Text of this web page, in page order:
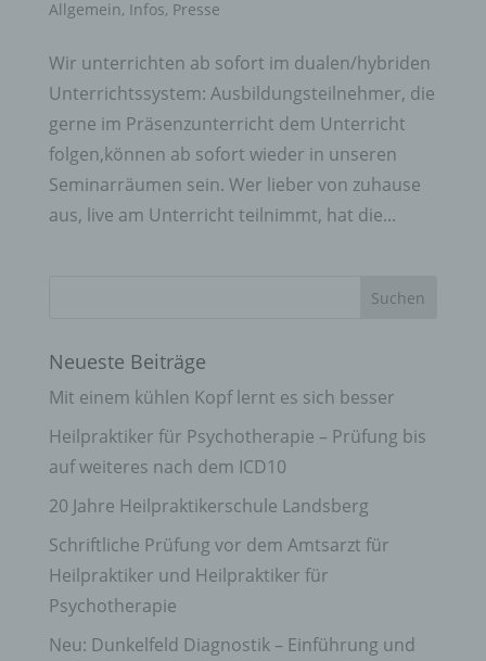
Allgemein, Infos, Presse
Wir unterrichten ab sofort im dualen/hybriden
Unterrichtssystem: Ausbildungsteilnehmer, die
gerne im Präsenzunterricht dem Unterricht
folgen,können ab sofort wieder in unseren
Seminarräumen sein. Wer lieber von zuhause
aus, live am Unterricht teilnimmt, hat die...
Neueste Beiträge
Mit einem kühlen Kopf lernt es sich besser
Heilpraktiker für Psychotherapie – Prüfung bis
auf weiteres nach dem ICD10
20 Jahre Heilpraktikerschule Landsberg
Schriftliche Prüfung vor dem Amtsarzt für
Heilpraktiker und Heilpraktiker für
Psychotherapie
Neu: Dunkelfeld Diagnostik – Einführung und